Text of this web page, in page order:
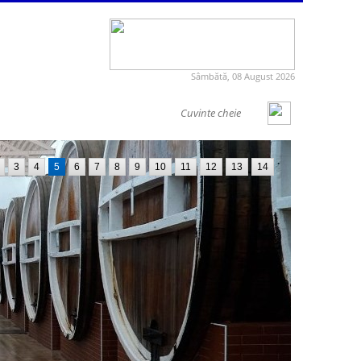
Sâmbătă, 08 August 2026
3 4 5 6 7 8 9 10 11 12 13 14